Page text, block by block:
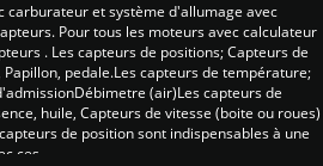
carburateur et système d'allumage avec
Pour tous les moteurs avec calculateur
. Les capteurs de positions; Capteurs de
pedale.Les capteurs de température;
(air)Les capteurs de
huile, Capteurs de vitesse (boite ou roues)
de position sont indispensables à une
ces ...